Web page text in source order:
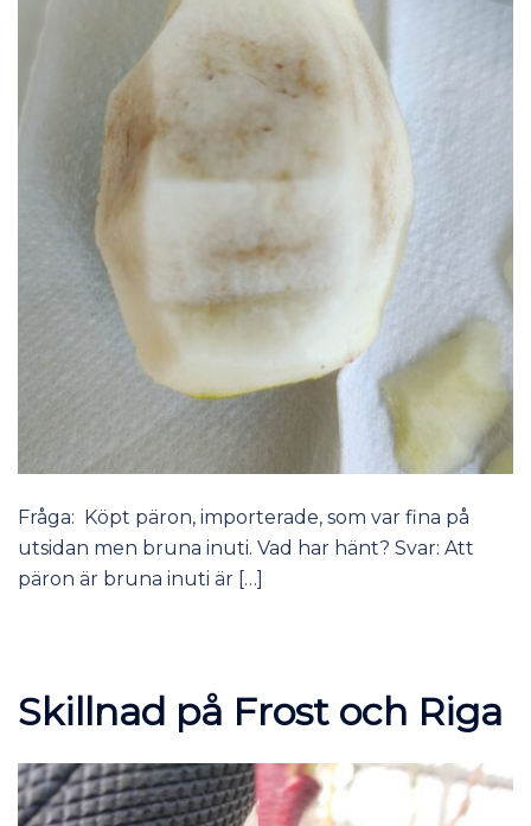
Fråga: Köpt päron, importerade, som var fina på
utsidan men bruna inuti. Vad har hänt? Svar: Att
päron är bruna inuti är […]
Skillnad på Frost och Riga